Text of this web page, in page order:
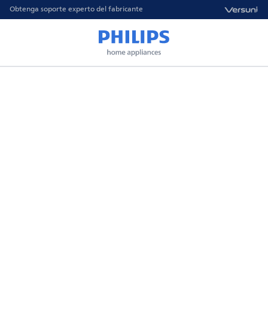
Obtenga soporte experto del fabricante